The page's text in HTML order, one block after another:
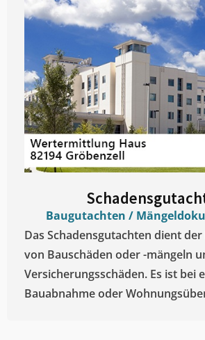
Baugutachten /
Das Schadensgutachten dient
von Bauschäden oder -mängeln
Versicherungsschäden. Es ist bei
Bauabnahme oder